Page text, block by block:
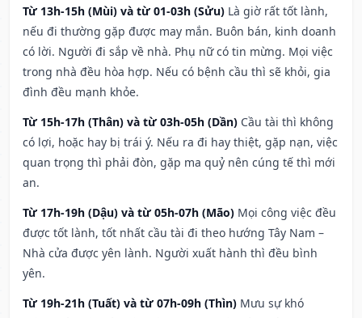
Từ 13h-15h (Mùi) và từ 01-03h (Sửu) Là giờ rất tốt lành,
nếu đi thường gặp được may mắn. Buôn bán, kinh doanh
có lời. Người đi sắp về nhà. Phụ nữ có tin mừng. Mọi việc
trong nhà đều hòa hợp. Nếu có bệnh cầu thì sẽ khỏi, gia
đình đều mạnh khỏe.
Từ 15h-17h (Thân) và từ 03h-05h (Dần) Cầu tài thì không
có lợi, hoặc hay bị trái ý. Nếu ra đi hay thiệt, gặp nạn, việc
quan trọng thì phải đòn, gặp ma quỷ nên cúng tế thì mới
an.
Từ 17h-19h (Dậu) và từ 05h-07h (Mão) Mọi công việc đều
được tốt lành, tốt nhất cầu tài đi theo hướng Tây Nam –
Nhà cửa được yên lành. Người xuất hành thì đều bình
yên.
Từ 19h-21h (Tuất) và từ 07h-09h (Thìn) Mưu sự khó